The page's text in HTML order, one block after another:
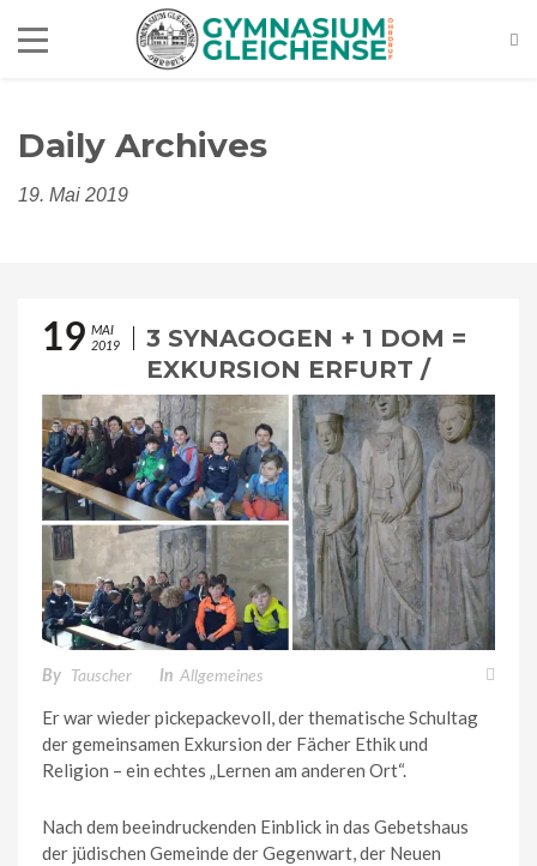
Daily Archives
19. Mai 2019
19 MAI
2019
3 SYNAGOGEN + 1 DOM =
EXKURSION ERFURT /
THEMA JUDENTUM
By Tauscher In Allgemeines
Er war wieder pickepackevoll, der thematische Schultag
der gemeinsamen Exkursion der Fächer Ethik und
Religion – ein echtes „Lernen am anderen Ort“.
Nach dem beeindruckenden Einblick in das Gebetshaus
der jüdischen Gemeinde der Gegenwart, der Neuen